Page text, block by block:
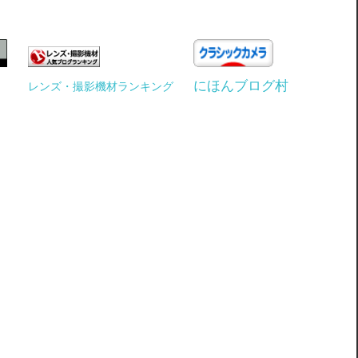
にほんブログ村
レンズ・撮影機材ランキング